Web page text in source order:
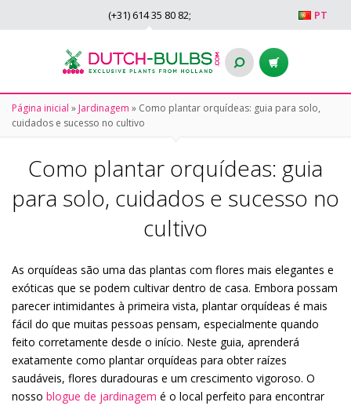
PT
(+31) 614 35 80 82;
Página inicial » Jardinagem » Como plantar orquídeas: guia para solo,
cuidados e sucesso no cultivo
Como plantar orquídeas: guia
para solo, cuidados e sucesso no
cultivo
As orquídeas são uma das plantas com flores mais elegantes e
exóticas que se podem cultivar dentro de casa. Embora possam
parecer intimidantes à primeira vista, plantar orquídeas é mais
fácil do que muitas pessoas pensam, especialmente quando
feito corretamente desde o início. Neste guia, aprenderá
exatamente como plantar orquídeas para obter raízes
saudáveis, flores duradouras e um crescimento vigoroso. O
nosso blogue de jardinagem é o local perfeito para encontrar